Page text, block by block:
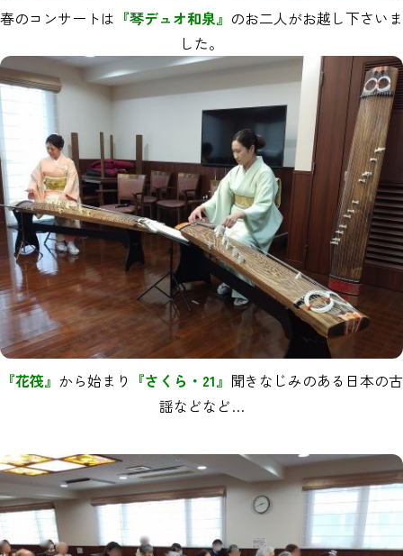
春のコンサートは 『琴デュオ和泉』 のお二人がお越し下さいま
した。
『花筏』 から始まり 『さくら・21』 聞きなじみのある日本の古
謡などなど…